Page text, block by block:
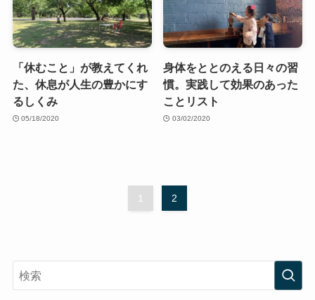
「休むこと」が教えてくれ
た、休息が人生の豊かにす
るしくみ
05/18/2020
身体をととのえる日々の習
慣。実践して効果のあった
ことリスト
03/02/2020
1 2